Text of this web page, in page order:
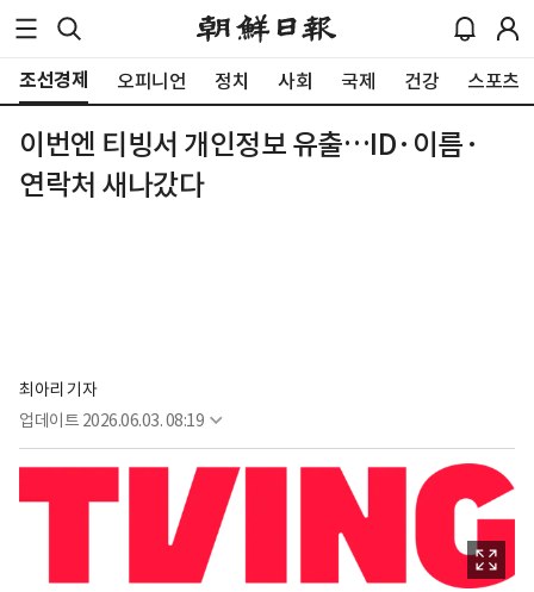
조선경제 오피니언 정치 사회 국제 건강 스포츠
이번엔 티빙서 개인정보 유출…ID·이름·
연락처 새나갔다
최아리 기자
업데이트 2026.06.03. 08:19